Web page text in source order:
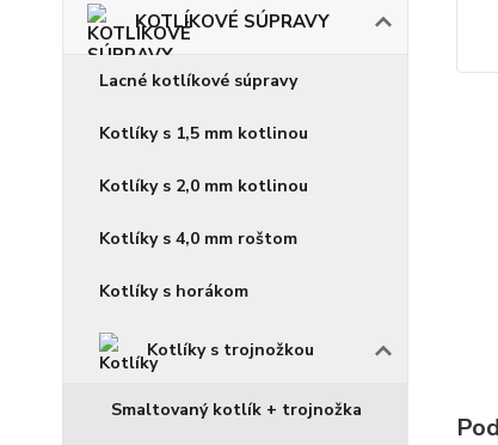
KOTLÍKOVÉ SÚPRAVY
Lacné kotlíkové súpravy
Kotlíky s 1,5 mm kotlinou
Kotlíky s 2,0 mm kotlinou
Kotlíky s 4,0 mm roštom
Kotlíky s horákom
Kotlíky s trojnožkou
Smaltovaný kotlík + trojnožka